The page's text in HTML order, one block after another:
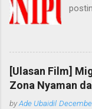
baik
udah
apa?
[Ulasan Film]
Zona Nyaman
byAde Ubaidil